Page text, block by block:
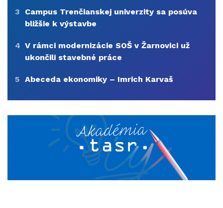
3
Campus Trenčianskej univerzity sa posúva
bližšie k výstavbe
4 V rámci modernizácie SOŠ v Žarnovici už
ukončili stavebné práce
5 Abeceda ekonomiky – Imrich Karvaš